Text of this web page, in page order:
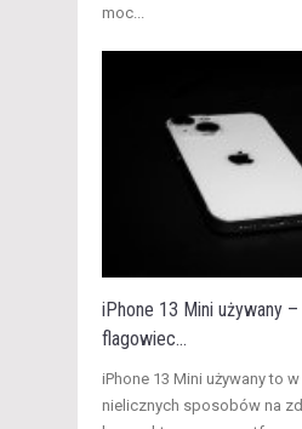
moc...
iPhone 13 Mini używany
flagowiec...
​iPhone 13 Mini używany to
nielicznych sposobów na